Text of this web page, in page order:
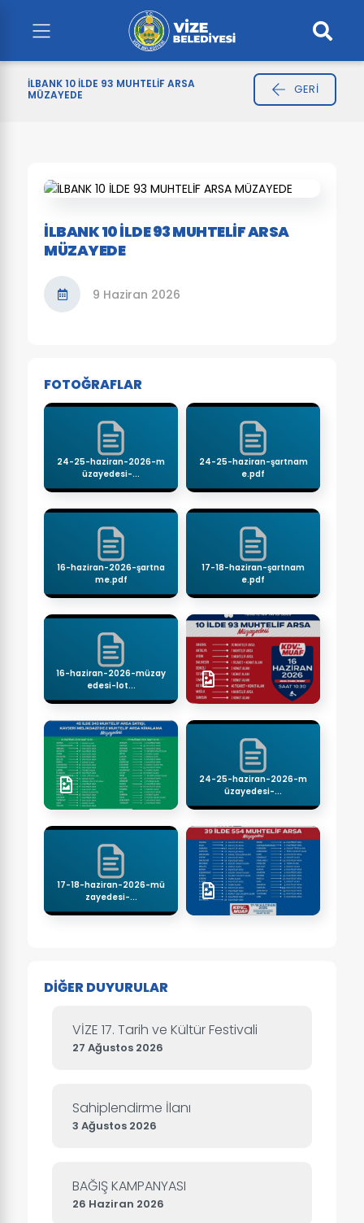
İLBANK 10 İLDE 93 MUHTELİF ARSA
MÜZAYEDE
GERI
İLBANK 10 İLDE 93 MUHTELİF ARSA
MÜZAYEDE
9 Haziran 2026
FOTOĞRAFLAR
24-25-haziran-2026-m
üzayedesi-...
24-25-haziran-şartnam
e.pdf
16-haziran-2026-şartna
me.pdf
17-18-haziran-şartnam
e.pdf
16-haziran-2026-müzay
edesi-lot...
24-25-haziran-2026-m
üzayedesi-...
17-18-haziran-2026-mü
zayedesi-...
DİĞER DUYURULAR
VİZE 17. Tarih ve Kültür Festivali
27 Ağustos 2026
Sahiplendirme İlanı
3 Ağustos 2026
BAĞIŞ KAMPANYASI
26 Haziran 2026